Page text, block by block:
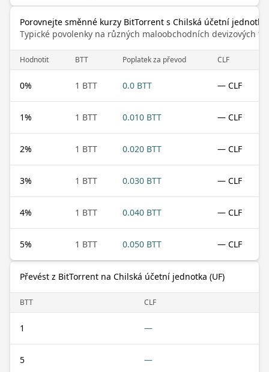
Porovnejte směnné kurzy BitTorrent s Chilská účetní jednotka
Typické povolenky na různých maloobchodních devizových
Hodnotit BTT Poplatek za převod CLF
0% 1 BTT 0.0 BTT — CLF
1% 1 BTT 0.010 BTT — CLF
2% 1 BTT 0.020 BTT — CLF
3% 1 BTT 0.030 BTT — CLF
4% 1 BTT 0.040 BTT — CLF
5% 1 BTT 0.050 BTT — CLF
Převést z BitTorrent na Chilská účetní jednotka (UF)
BTT CLF
1 —
5 —